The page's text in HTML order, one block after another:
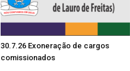
30.7.26 Exoneração de cargos
comissionados